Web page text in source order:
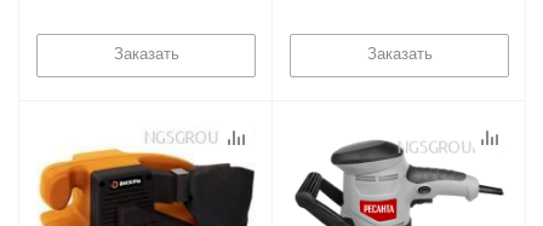
Заказать Заказать